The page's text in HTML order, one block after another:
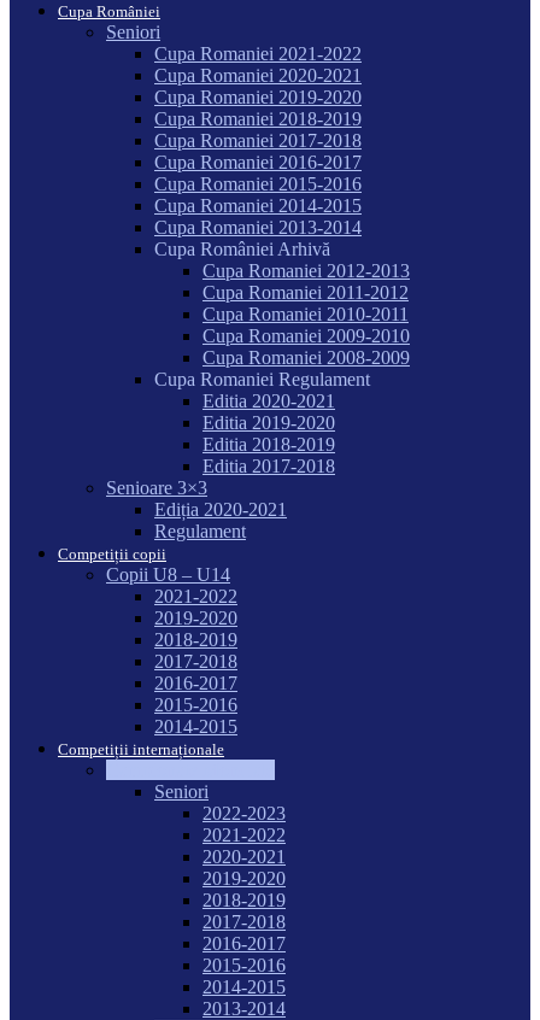
Cupa României
Seniori
Cupa Romaniei 2021-2022
Cupa Romaniei 2020-2021
Cupa Romaniei 2019-2020
Cupa Romaniei 2018-2019
Cupa Romaniei 2017-2018
Cupa Romaniei 2016-2017
Cupa Romaniei 2015-2016
Cupa Romaniei 2014-2015
Cupa Romaniei 2013-2014
Cupa României Arhivă
Cupa Romaniei 2012-2013
Cupa Romaniei 2011-2012
Cupa Romaniei 2010-2011
Cupa Romaniei 2009-2010
Cupa Romaniei 2008-2009
Cupa Romaniei Regulament
Editia 2020-2021
Editia 2019-2020
Editia 2018-2019
Editia 2017-2018
Senioare 3×3
Ediția 2020-2021
Regulament
Competiții copii
Copii U8 – U14
2021-2022
2019-2020
2018-2019
2017-2018
2016-2017
2015-2016
2014-2015
Competiții internaționale
Seniori
2022-2023
2021-2022
2020-2021
2019-2020
2018-2019
2017-2018
2016-2017
2015-2016
2014-2015
2013-2014